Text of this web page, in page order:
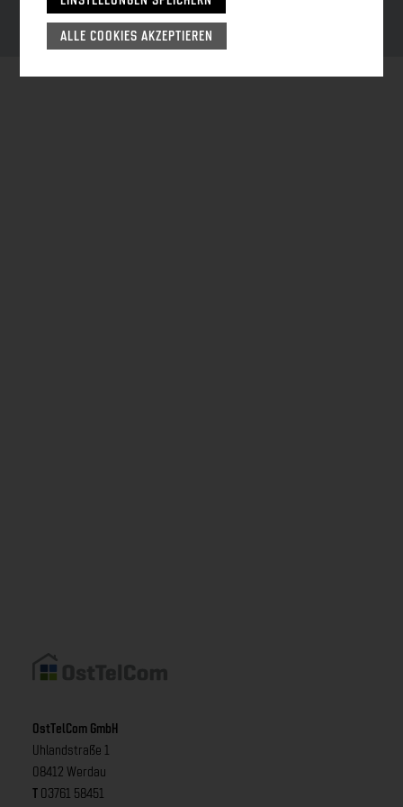
OstTelCom GmbH
Uhlandstraße 1
08412 Werdau
T 03761 58451
ALLE COOKIES AKZEPTIEREN